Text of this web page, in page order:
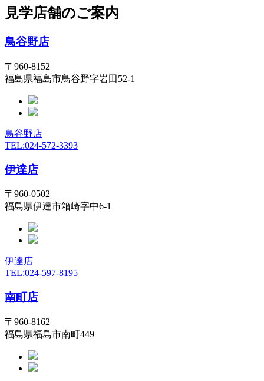
見学店舗のご案内
鳥谷野店
〒960-8152
福島県福島市鳥谷野字岩田52-1
鳥谷野店
TEL:024-572-3393
伊達店
〒960-0502
福島県伊達市箱崎字中6-1
伊達店
TEL:024-597-8195
南町店
〒960-8162
福島県福島市南町449